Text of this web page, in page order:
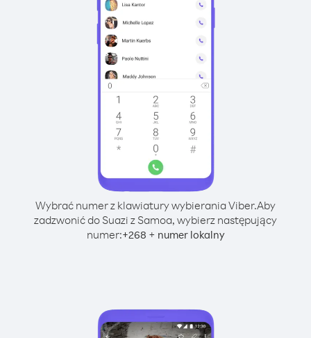
Wybrać numer z klawiatury wybierania Viber.Aby
zadzwonić do Suazi z Samoa, wybierz następujący
numer:+268 + numer lokalny